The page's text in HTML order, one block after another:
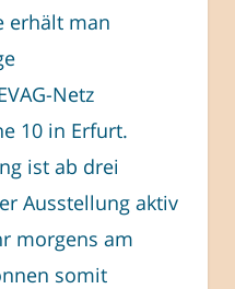
erhält man
Netz
10 in Erfurt.
ist ab drei
Ausstellung aktiv
morgens am
somit